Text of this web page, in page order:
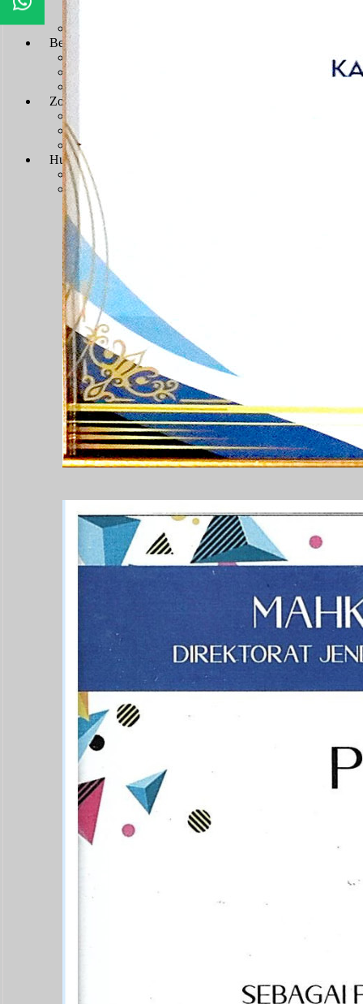
Berita
Zona Integritas
Kegiatan Pembangunan Zona Integritas
Hubungi Kami
Alamat Kantor
Dewan Redaksi